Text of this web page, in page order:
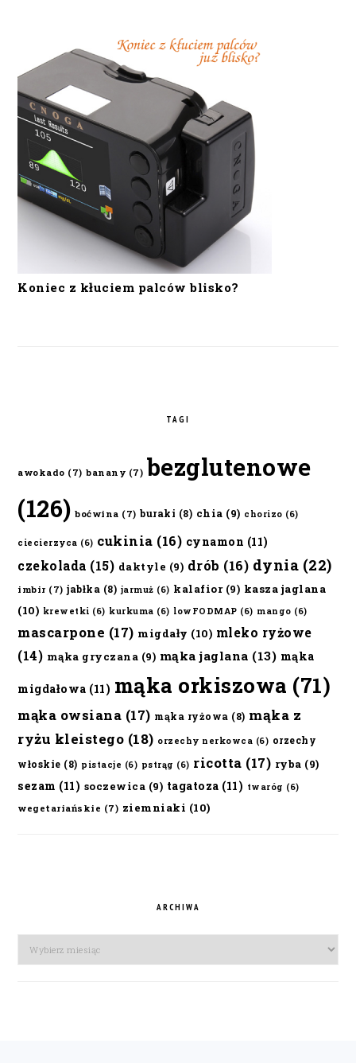
Koniec z kłuciem palców blisko?
TAGI
awokado (7) banany (7) bezglutenowe
(126) boćwina (7) buraki (8) chia (9) chorizo (6)
ciecierzyca (6) cukinia (16) cynamon (11)
czekolada (15) daktyle (9) drób (16) dynia (22)
imbir (7) jabłka (8) jarmuż (6) kalafior(9) kasza jaglana
(10) krewetki (6) kurkuma (6) lowFODMAP (6) mango (6)
mascarpone (17) migdały (10) mleko ryżowe
(14) mąka gryczana (9) mąka jaglana (13) mąka
migdałowa (11) mąka orkiszowa (71)
mąka owsiana (17) mąka ryżowa (8) mąka z
ryżu kleistego (18) orzechy nerkowca (6) orzechy
włoskie (8) pistacje (6) pstrąg (6) ricotta (17) ryba (9)
sezam (11) soczewica (9) tagatoza (11) twaróg (6)
wegetariańskie (7) ziemniaki (10)
ARCHIWA
Archiwa